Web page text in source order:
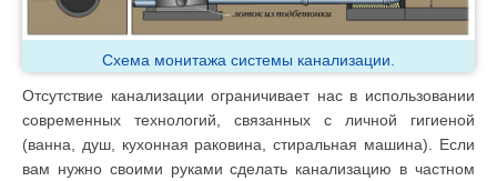
Схема монитажа системы канализации.
Отсутствие канализации ограничивает нас в использовании
современных технологий, связанных с личной гигиеной
(ванна, душ, кухонная раковина, стиральная машина). Если
вам нужно своими руками сделать канализацию в частном